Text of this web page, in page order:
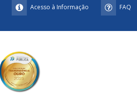
FAQ
Acesso à Informação